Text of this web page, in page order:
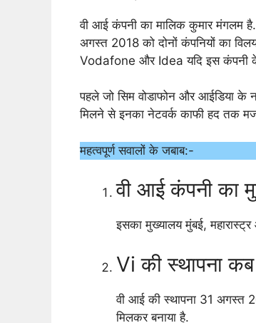
वी आई कंपनी का मालिक कुमार मंगलम
अगस्त 2018 को दोनों कंपनियों का
Vodafone और Idea यदि इस कंपनी के
पहले जो सिम वोडाफोन और आईडिया के
मिलने से इनका नेटवर्क काफी हद तक
महत्वपूर्ण सवालों के जबाब:-
वी आई कंपनी का
इसका मुख्यालय मुंबई,
Vi की स्थापना
वी आई की स्थापना 31 अगस्त
मिलकर बनाया है.